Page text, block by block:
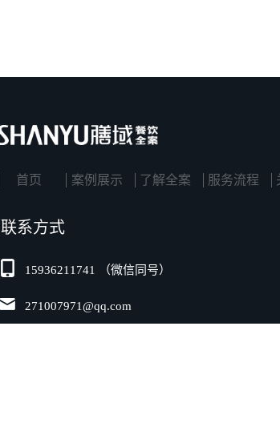
首页 案例展示 了解全案 服务流程
联系方式
15936211741 （微信同号）
271007971@qq.com